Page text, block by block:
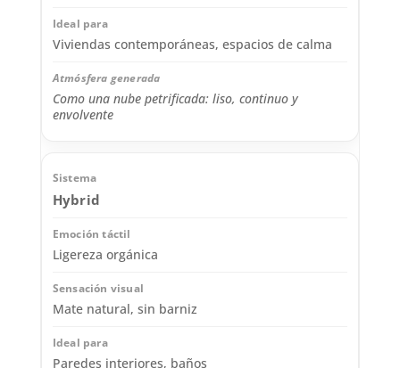
Viviendas contemporáneas, espacios de calma
Como una nube petrificada: liso, continuo y
envolvente
Hybrid
Ligereza orgánica
Mate natural, sin barniz
Paredes interiores, baños